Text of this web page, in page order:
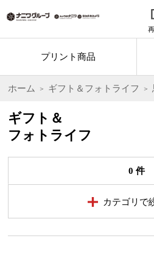
プリント商品
ホーム ギフト＆フォトライフ
ギフト＆
フォトライフ
0 件
カテゴリで